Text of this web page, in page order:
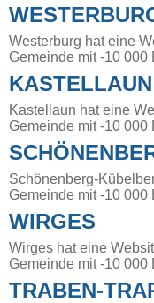
Westerburg hat eine
Gemeinde mit -10 000
KASTELLAUN
Kastellaun hat eine
Gemeinde mit -10 000
Schönenberg-
Gemeinde mit -10 000
WIRGES
Wirges hat eine
Gemeinde mit -10 000
TRABEN-